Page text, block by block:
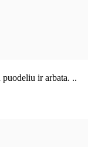
ir arbata. ..